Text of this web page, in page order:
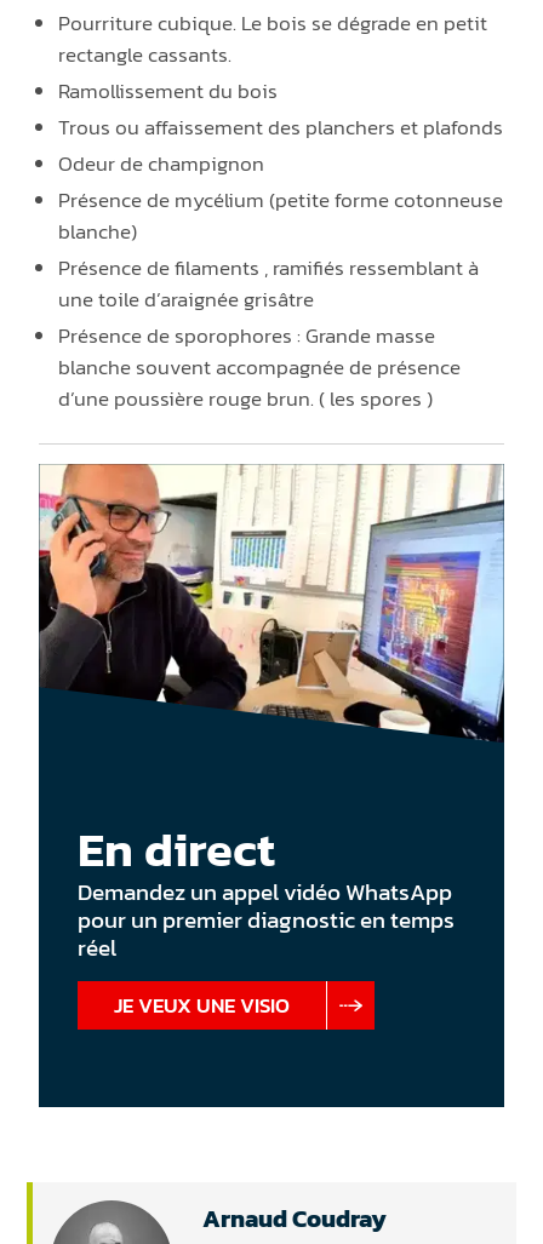
Pourriture cubique. Le bois se dégrade en petit
rectangle cassants.
Ramollissement du bois
Trous ou affaissement des planchers et plafonds
Odeur de champignon
Présence de mycélium (petite forme cotonneuse
blanche)
Présence de filaments , ramifiés ressemblant à
une toile d’araignée grisâtre
Présence de sporophores : Grande masse
blanche souvent accompagnée de présence
d’une poussière rouge brun. ( les spores )
En direct
Demandez un appel vidéo WhatsApp
pour un premier diagnostic en temps
réel
JE VEUX UNE VISIO
Arnaud Coudray